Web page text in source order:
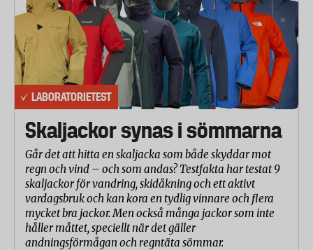
LABORATORIETEST
Skaljackor synas i sömmarna
Går det att hitta en skaljacka som både skyddar mot
regn och vind – och som andas? Testfakta har testat 9
skaljackor för vandring, skidåkning och ett aktivt
vardagsbruk och kan kora en tydlig vinnare och flera
mycket bra jackor. Men också många jackor som inte
håller måttet, speciellt när det gäller
andningsförmågan och regntäta sömmar.